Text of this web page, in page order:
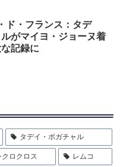
ド・フランス：タデ
がマイヨ・ジョーヌ着
記録に
タデイ・ポガチャル
クロクロス レムコ